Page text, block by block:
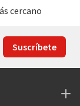
cercano
Suscríbete